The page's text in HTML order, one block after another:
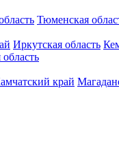
Тюменская
Иркутская область
край